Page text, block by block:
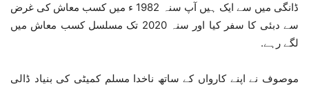
ڈانگی میں سے ایک ہیں آپ سنہ 1982 ء میں کسب معاش کی غرض
سے دبئی کا سفر کیا اور سنہ 2020 تک مسلسل کسب معاش میں
لگے رہے.
موصوف نے اپنے کارواں کے ساتھ ناخدا مسلم کمیٹی کی بنیاد ڈالی